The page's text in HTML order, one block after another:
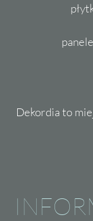
Dekordia to